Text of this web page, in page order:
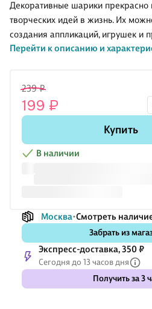
Декоративные шарики
творческих идей в жизнь. Их
создания аппликаций, игрушек и
Перейти к описанию и
0,6 см, 10 г
Голубой», 20
239 ₽
199 ₽
Купить
В наличии
Москва Смотреть
Забрать из
Экспресс-доставка, 350 ₽
Сегодня до 13 часов дня
Получить за 3